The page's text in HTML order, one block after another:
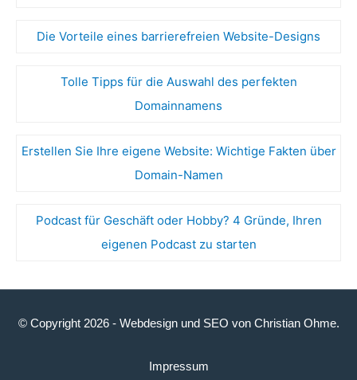
Die Vorteile eines barrierefreien Website-Designs
Tolle Tipps für die Auswahl des perfekten
Domainnamens
Erstellen Sie Ihre eigene Website: Wichtige Fakten über
Domain-Namen
Podcast für Geschäft oder Hobby? 4 Gründe, Ihren
eigenen Podcast zu starten
© Copyright 2026 - Webdesignund SEO von Christian Ohme.
Impressum